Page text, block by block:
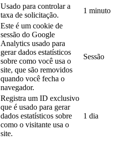
Usado para controlar a
taxa de solicitação.
1 minuto
Este é um cookie de
sessão do Google
Analytics usado para
gerar dados estatísticos
sobre como você usa o
site, que são removidos
quando você fecha o
navegador.
Sessão
Registra um ID exclusivo
que é usado para gerar
dados estatísticos sobre
como o visitante usa o
site.
1 dia